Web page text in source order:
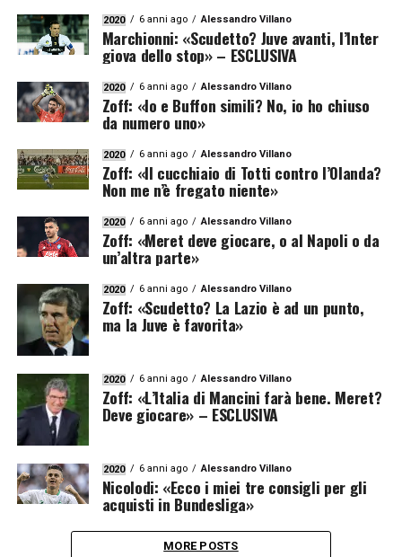
2020 6 anni ago Alessandro Villano
Marchionni: «Scudetto? Juve avanti, l’Inter
giova dello stop» – ESCLUSIVA
2020 6 anni ago Alessandro Villano
Zoff: «Io e Buffon simili? No, io ho chiuso
da numero uno»
2020 6 anni ago Alessandro Villano
Zoff: «Il cucchiaio di Totti contro l’Olanda?
Non me n’è fregato niente»
2020 6 anni ago Alessandro Villano
Zoff: «Meret deve giocare, o al Napoli o da
un’altra parte»
2020 6 anni ago Alessandro Villano
Zoff: «Scudetto? La Lazio è ad un punto,
ma la Juve è favorita»
2020 6 anni ago Alessandro Villano
Zoff: «L’Italia di Mancini farà bene. Meret?
Deve giocare» – ESCLUSIVA
2020 6 anni ago Alessandro Villano
Nicolodi: «Ecco i miei tre consigli per gli
acquisti in Bundesliga»
MORE POSTS